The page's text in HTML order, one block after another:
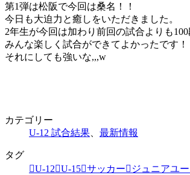
第1弾は松阪で今回は桑名！！
今日も大迫力と癒しをいただきました。
2年生が今回は加わり前回の試合よりも
みんな楽しく試合ができてよかったです！
それにしても強いな,,,w
カテゴリー
U-12 試合結果、 最新情報
タグ
U-12 U-15 サッカー ジュニアユ